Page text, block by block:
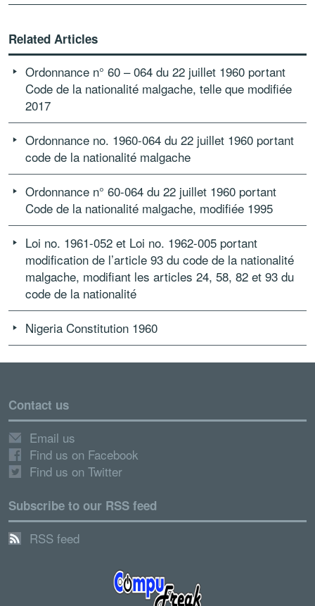
Related Articles
Ordonnance n° 60 – 064 du 22 juillet 1960 portant
Code de la nationalité malgache, telle que modifiée
2017
Ordonnance no. 1960-064 du 22 juillet 1960 portant
code de la nationalité malgache
Ordonnance n° 60-064 du 22 juillet 1960 portant
Code de la nationalité malgache, modifiée 1995
Loi no. 1961-052 et Loi no. 1962-005 portant
modification de l’article 93 du code de la nationalité
malgache, modifiant les articles 24, 58, 82 et 93 du
code de la nationalité
Nigeria Constitution 1960
Contact us
Email us
Find us on Facebook
Find us on Twitter
Subscribe to our RSS feed
RSS feed